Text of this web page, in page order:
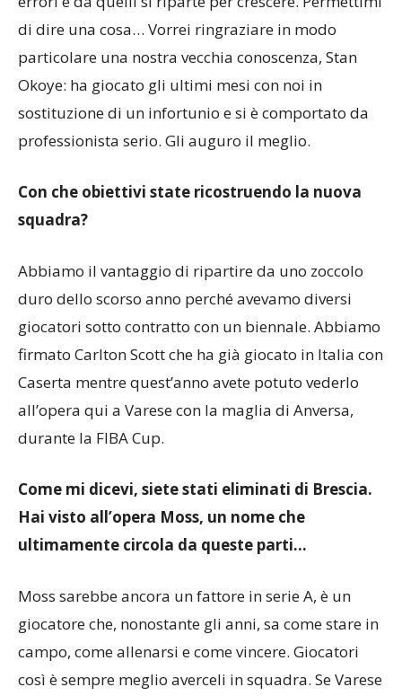
di dire una cosa… Vorrei ringraziare in modo
particolare una nostra vecchia conoscenza, Stan
Okoye: ha giocato gli ultimi mesi con noi in
sostituzione di un infortunio e si è comportato da
professionista serio. Gli auguro il meglio.
squadra?
duro dello scorso anno perché avevamo diversi
giocatori sotto contratto con un biennale. Abbiamo
firmato Carlton Scott che ha già giocato in Italia con
Caserta mentre quest’anno avete potuto vederlo
all’opera qui a Varese con la maglia di Anversa,
durante la FIBA Cup.
Hai visto all’opera Moss, un nome che
ultimamente circola da queste parti…
giocatore che, nonostante gli anni, sa come stare in
campo, come allenarsi e come vincere. Giocatori
così è sempre meglio averceli in squadra. Se Varese
lo prende fa un gran colpo.